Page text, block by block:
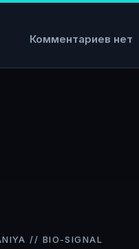
Комментариев нет
// BIO-SIGNAL